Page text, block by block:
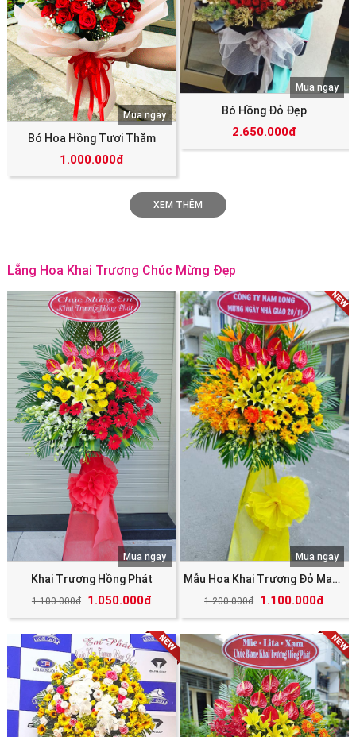
Bó Hoa Hồng Tươi Thắm
1.000.000đ
Mua ngay Bó Hồng Đỏ Đẹp
2.650.000đ
Mua ngay
XEM THÊM
Lẵng Hoa Khai Trương Chúc Mừng Đẹp
Khai Trương Hồng Phát
1.100.000đ 1.050.000đ
Mua ngay
Mẫu Hoa Khai Trương Đỏ May Mắn Tài Lộc
1.200.000đ 1.100.000đ
Mua ngay